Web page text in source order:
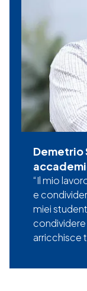
Demetrio
Il mio
e
miei
arricchisce